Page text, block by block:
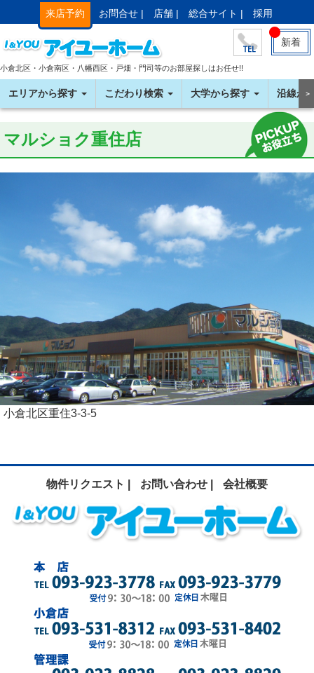
来店予約 お問合せ | 店舗 | 総合サイト | 採用
新着
小倉北区・小倉南区・八幡西区・戸畑・門司等のお部屋探しはお任せ!!
エリアから探す こだわり検索 大学から探す 沿線か＞
マルショク重住店
小倉北区重住3-3-5
物件リクエスト | お問い合わせ | 会社概要